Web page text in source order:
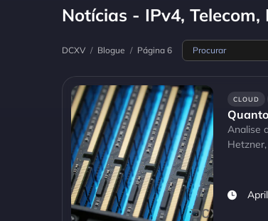
Notícias - IPv4,
DCXV / Blogue / Página 6
CLOUD
Analise